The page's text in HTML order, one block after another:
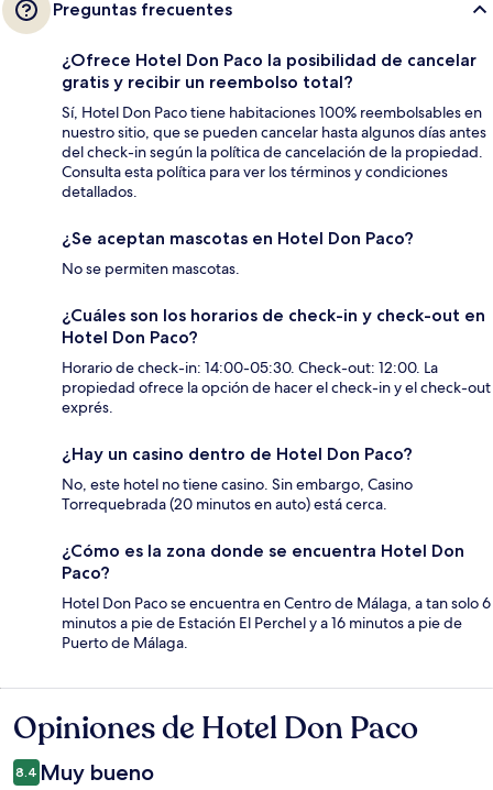
Preguntas frecuentes
¿Ofrece Hotel Don Paco la posibilidad de cancelar
gratis y recibir un reembolso total?
Sí, Hotel Don Paco tiene habitaciones 100% reembolsables en
nuestro sitio, que se pueden cancelar hasta algunos días antes
del check-in según la política de cancelación de la propiedad.
Consulta esta política para ver los términos y condiciones
detallados.
¿Se aceptan mascotas en Hotel Don Paco?
No se permiten mascotas.
¿Cuáles son los horarios de check-in y check-out en
Hotel Don Paco?
Horario de check-in: 14:00-05:30. Check-out: 12:00. La
propiedad ofrece la opción de hacer el check-in y el check-out
exprés.
¿Hay un casino dentro de Hotel Don Paco?
No, este hotel no tiene casino. Sin embargo, Casino
Torrequebrada (20 minutos en auto) está cerca.
¿Cómo es la zona donde se encuentra Hotel Don
Paco?
Hotel Don Paco se encuentra en Centro de Málaga, a tan solo 6
minutos a pie de Estación El Perchel y a 16 minutos a pie de
Puerto de Málaga.
Opiniones
Opiniones de Hotel Don Paco
8.4 Muy bueno